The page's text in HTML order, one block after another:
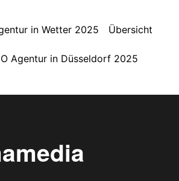
in Wetter 2025 Übersicht
Agentur in Düsseldorf 2025